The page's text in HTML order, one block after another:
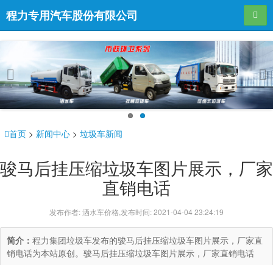
程力专用汽车股份有限公司 导航
Pr
evi
s
Ne
首页> 新闻中心> 垃圾车新闻
骏马后挂压缩垃圾车图片展示，厂家
直销电话
发布作者: 洒水车价格,发布时间: 2021-04-04 23:24:19
简介： 程力集团垃圾车发布的骏马后挂压缩垃圾车图片展示，厂家直
销电话为本站原创。骏马后挂压缩垃圾车图片展示，厂家直销电话